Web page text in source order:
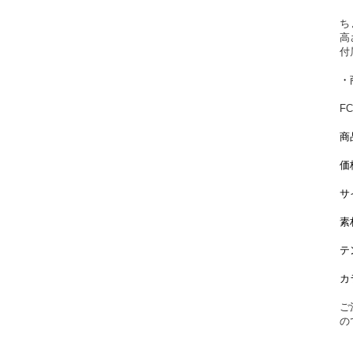
ち
高
付
商
価
サ
素
テ
カ
の